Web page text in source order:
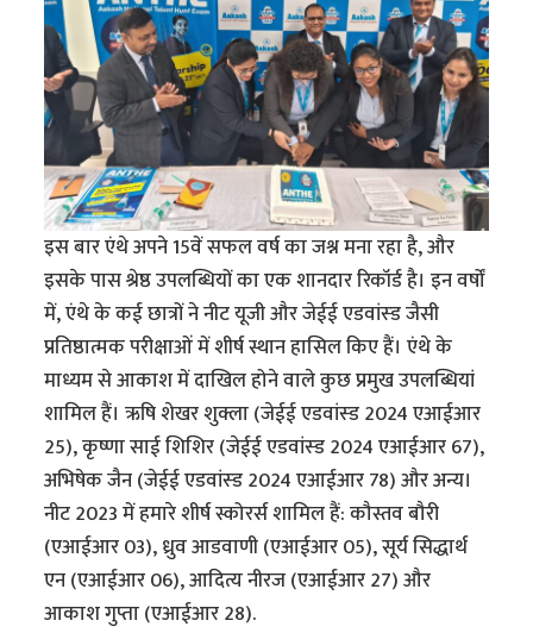
इस बार एंथे अपने 15वें सफल वर्ष का जश्न मना रहा है, और
इसके पास श्रेष्ठ उपलब्धियों का एक शानदार रिकॉर्ड है। इन वर्षों
में, एंथे के कई छात्रों ने नीट यूजी और जेईई एडवांस्ड जैसी
प्रतिष्ठात्मक परीक्षाओं में शीर्ष स्थान हासिल किए हैं। एंथे के
माध्यम से आकाश में दाखिल होने वाले कुछ प्रमुख उपलब्धियां
शामिल हैं। ऋषि शेखर शुक्ला (जेईई एडवांस्ड 2024 एआईआर
25), कृष्णा साई शिशिर (जेईई एडवांस्ड 2024 एआईआर 67),
अभिषेक जैन (जेईई एडवांस्ड 2024 एआईआर 78) और अन्य।
नीट 2023 में हमारे शीर्ष स्कोरर्स शामिल हैं: कौस्तव बौरी
(एआईआर 03), ध्रुव आडवाणी (एआईआर 05), सूर्य सिद्धार्थ
एन (एआईआर 06), आदित्य नीरज (एआईआर 27) और
आकाश गुप्ता (एआईआर 28).